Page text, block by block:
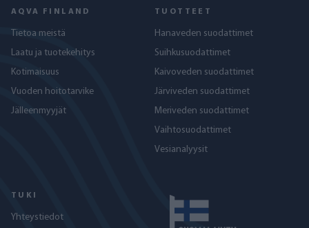
AQVA FINLAND
Tietoa meistä
Laatu ja tuotekehitys
Kotimaisuus
Vuoden hoitotarvike
Jälleenmyyjät
TUOTTEET
Hanaveden suodattimet
Suihkusuodattimet
Kaivoveden suodattimet
Järviveden suodattimet
Meriveden suodattimet
Vaihtosuodattimet
Vesianalyysit
TUKI
Yhteystiedot